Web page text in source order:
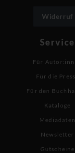
Widerruf
Service
Für
Für die
Für den
Kataloge
Mediadaten
Newsletter
Gutscheine